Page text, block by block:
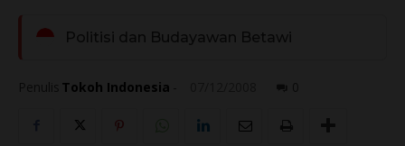
Politisi dan Budayawan Betawi
Tokoh Indonesia